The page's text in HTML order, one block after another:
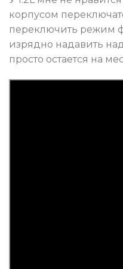
корпусом
переключить режим
изрядно надавить
просто остается на